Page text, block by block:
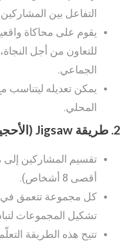
التفاعل بين
يقوم على محاكاة
للتعاون من أجل
الجماعي.
يمكن تعديله ليتناسب
المحلي.
2. طريقة Jigsaw (الأحجية)
تقسيم المشاركين
أقصى 8 أشخاص).
كل مجموعة تتعمق في
تشكيل المجموعات
تتيح هذه الطريقة